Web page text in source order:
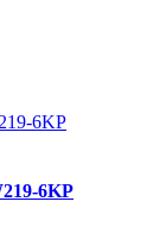
6KP